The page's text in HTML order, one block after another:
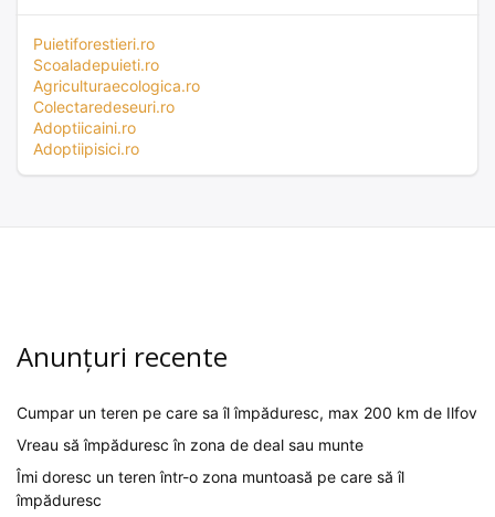
Puietiforestieri.ro
Scoaladepuieti.ro
Agriculturaecologica.ro
Colectaredeseuri.ro
Adoptiicaini.ro
Adoptiipisici.ro
Anunțuri recente
Cumpar un teren pe care sa îl împăduresc, max 200 km de Ilfov
Vreau să împăduresc în zona de deal sau munte
Îmi doresc un teren într-o zona muntoasă pe care să îl
împăduresc